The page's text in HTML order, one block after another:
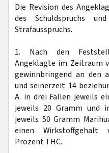
Die Revision des
des Schuldspruchs
Strafausspruchs.
1. Nach den
Angeklagte im Zeitraum
gewinnbringend an den
und seinerzeit 14
A. in drei Fällen jeweils
jeweils 20 Gramm und
jeweils 50 Gramm
einen Wirkstoffgehalt
Prozent THC.